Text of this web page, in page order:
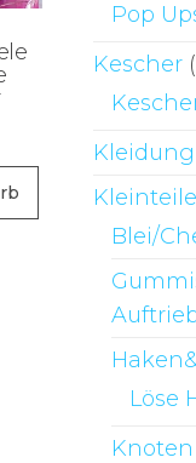
Pop
Kescher
Kleidung
Kleinteile
Blei/
Löse
Knoten